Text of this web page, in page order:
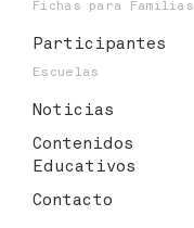
Fichas para Familias
Participantes
Escuelas
Noticias
Contenidos
Educativos
Contacto